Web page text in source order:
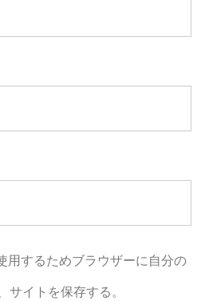
用するためブラウザーに自分の
サイトを保存する。